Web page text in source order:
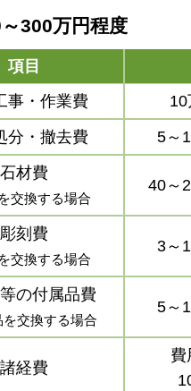
300万円程度
項目
事・作業費
分・撤去費
5～
石材費
交換する場合
40～
彫刻費
交換する場合
3～
の付属品費
交換する場合
5～
諸経費
費